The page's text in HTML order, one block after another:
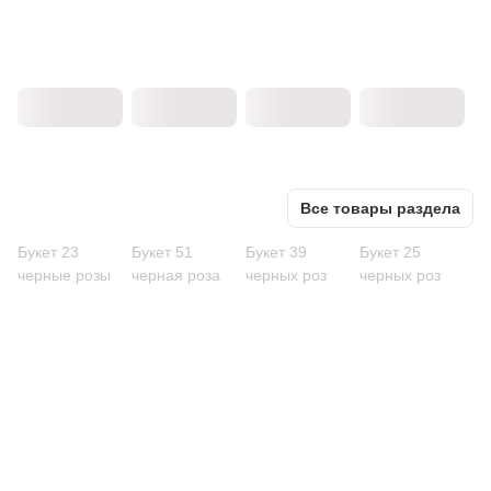
Все товары раздела
Букет 23
черные розы
Букет 51
черная роза
Букет 39
черных роз
Букет 25
черных роз